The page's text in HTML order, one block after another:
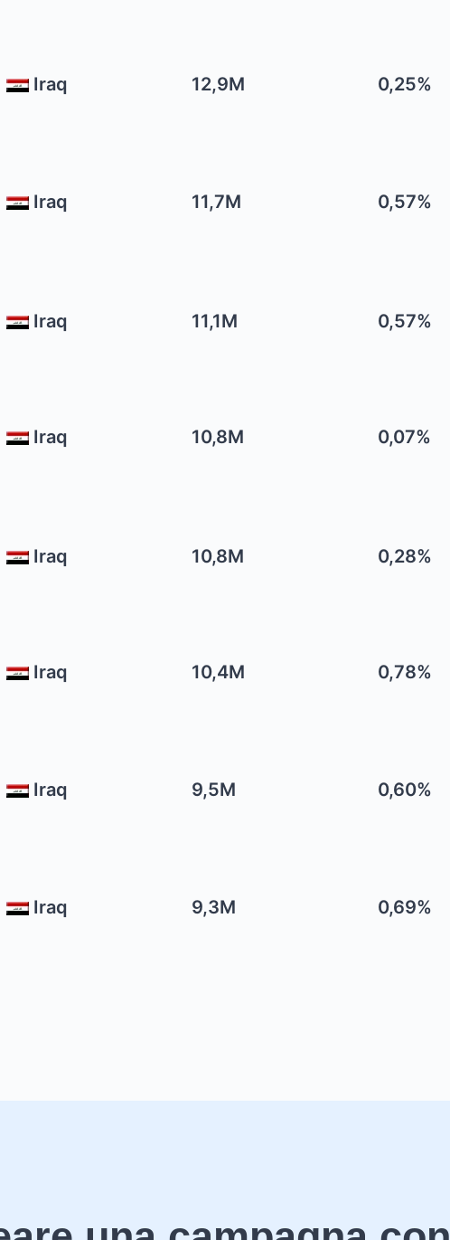
Iraq 12,9M 0,25%
Iraq 11,7M 0,57%
Iraq 11,1M 0,57%
Iraq 10,8M 0,07%
Iraq 10,8M 0,28%
Iraq 10,4M 0,78%
Iraq 9,5M 0,60%
Iraq 9,3M 0,69%